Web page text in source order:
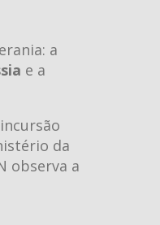
a
e a
da
observa a